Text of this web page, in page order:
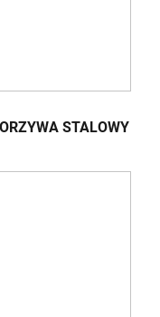
STALOWY